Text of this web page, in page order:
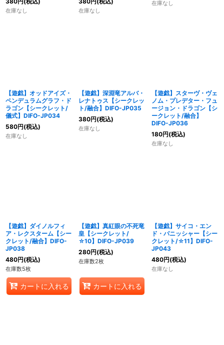
在庫なし 在庫なし
在庫なし
【遊戯】オッドアイズ・
ペンデュラムグラフ・ド
ラゴン【シークレット/
儀式】DIFO-JP034
580円(税込)
在庫なし
【遊戯】深淵竜アルバ・
レナトゥス【シークレッ
ト/融合】DIFO-JP035
380円(税込)
在庫なし
【遊戯】スターヴ・ヴェ
ノム・プレデター・フュ
ージョン・ドラゴン【シ
ークレット/融合】
DIFO-JP036
180円(税込)
在庫なし
【遊戯】ダイノルフィ
ア・レクスターム【シー
クレット/融合】DIFO-
JP038
480円(税込)
在庫数5枚
カートに入れる
【遊戯】真紅眼の不死竜
皇【シークレット/
☆10】DIFO-JP039
280円(税込)
在庫数2枚
カートに入れる
【遊戯】サイコ・エン
ド・パニッシャー【シー
クレット/☆11】DIFO-
JP043
480円(税込)
在庫なし